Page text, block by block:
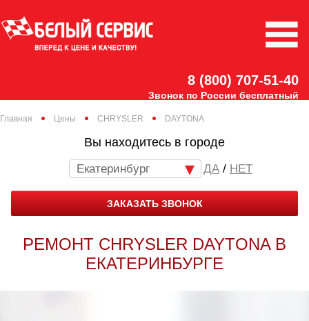
8 (800) 707-51-40
Звонок по России бесплатный
Главная Цены CHRYSLER DAYTONA
Вы находитесь в городе
Екатеринбург / НЕТ
ЗАКАЗАТЬ ЗВОНОК
РЕМОНТ CHRYSLER DAYTONA В
ЕКАТЕРИНБУРГЕ